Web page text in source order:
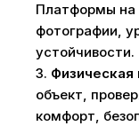
Платформы на
фотографии,
устойчивости.
3. Физическая
объект,
комфорт,